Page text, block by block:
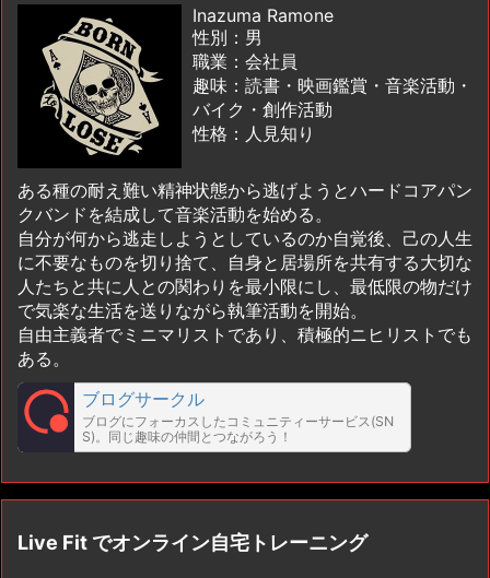
Inazuma Ramone
性別：男
職業：会社員
趣味：読書・映画鑑賞・音楽活動・
バイク・創作活動
性格：人見知り
ある種の耐え難い精神状態から逃げようとハードコアパン
クバンドを結成して音楽活動を始める。
自分が何から逃走しようとしているのか自覚後、己の人生
に不要なものを切り捨て、自身と居場所を共有する大切な
人たちと共に人との関わりを最小限にし、最低限の物だけ
で気楽な生活を送りながら執筆活動を開始。
自由主義者でミニマリストであり、積極的ニヒリストでも
ある。
ブログサークル
ブログにフォーカスしたコミュニティーサービス(SN
S)。同じ趣味の仲間とつながろう！
Live Fit でオンライン自宅トレーニング